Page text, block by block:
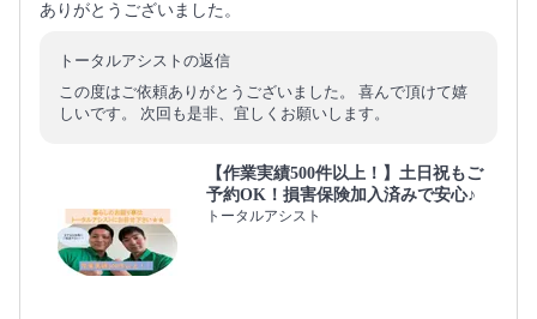
ありがとうございました。
トータルアシストの返信
この度はご依頼ありがとうございました。 喜んで頂けて嬉
しいです。 次回も是非、宜しくお願いします。
【作業実績500件以上！】土日祝もご
予約OK！損害保険加入済みで安心♪
トータルアシスト